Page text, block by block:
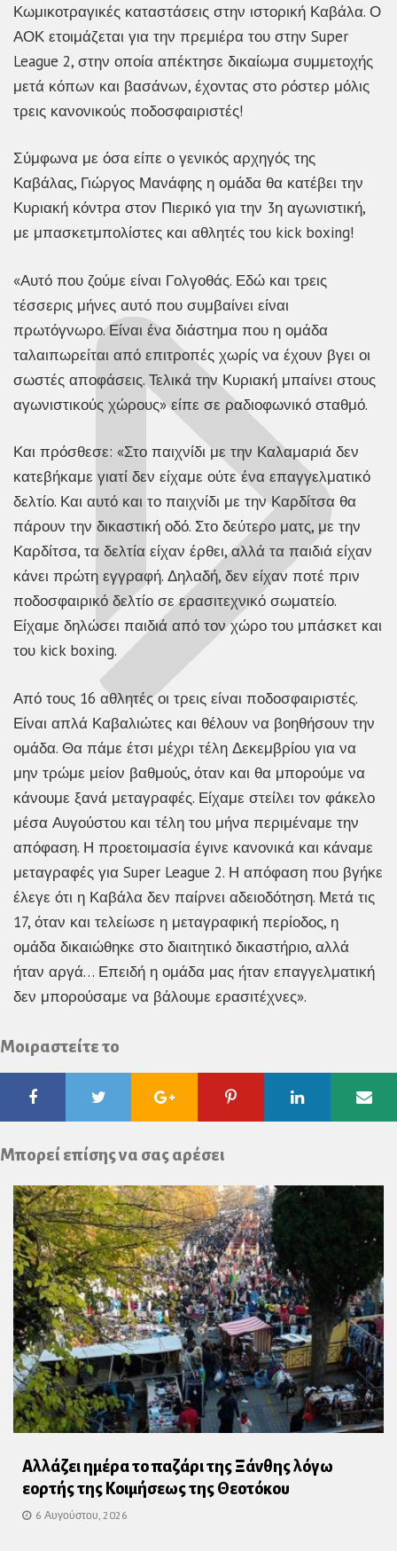
Κωμικοτραγικές καταστάσεις στην ιστορική Καβάλα. Ο
ΑΟΚ ετοιμάζεται για την πρεμιέρα του στην Super
League 2, στην οποία απέκτησε δικαίωμα συμμετοχής
μετά κόπων και βασάνων, έχοντας στο ρόστερ μόλις
τρεις κανονικούς ποδοσφαιριστές!
Σύμφωνα με όσα είπε ο γενικός αρχηγός της
Καβάλας, Γιώργος Μανάφης η ομάδα θα κατέβει την
Κυριακή κόντρα στον Πιερικό για την 3η αγωνιστική,
με μπασκετμπολίστες και αθλητές του kick boxing!
«Αυτό που ζούμε είναι Γολγοθάς. Εδώ και τρεις
τέσσερις μήνες αυτό που συμβαίνει είναι
πρωτόγνωρο. Είναι ένα διάστημα που η ομάδα
ταλαιπωρείται από επιτροπές χωρίς να έχουν βγει οι
σωστές αποφάσεις. Τελικά την Κυριακή μπαίνει στους
αγωνιστικούς χώρους» είπε σε ραδιοφωνικό σταθμό.
Και πρόσθεσε: «Στο παιχνίδι με την Καλαμαριά δεν
κατεβήκαμε γιατί δεν είχαμε ούτε ένα επαγγελματικό
δελτίο. Και αυτό και το παιχνίδι με την Καρδίτσα θα
πάρουν την δικαστική οδό. Στο δεύτερο ματς, με την
Καρδίτσα, τα δελτία είχαν έρθει, αλλά τα παιδιά είχαν
κάνει πρώτη εγγραφή. Δηλαδή, δεν είχαν ποτέ πριν
ποδοσφαιρικό δελτίο σε ερασιτεχνικό σωματείο.
Είχαμε δηλώσει παιδιά από τον χώρο του μπάσκετ και
του kick boxing.
Από τους 16 αθλητές οι τρεις είναι ποδοσφαιριστές.
Είναι απλά Καβαλιώτες και θέλουν να βοηθήσουν την
ομάδα. Θα πάμε έτσι μέχρι τέλη Δεκεμβρίου για να
μην τρώμε μείον βαθμούς, όταν και θα μπορούμε να
κάνουμε ξανά μεταγραφές. Είχαμε στείλει τον φάκελο
μέσα Αυγούστου και τέλη του μήνα περιμέναμε την
απόφαση. Η προετοιμασία έγινε κανονικά και κάναμε
μεταγραφές για Super League 2. Η απόφαση που βγήκε
έλεγε ότι η Καβάλα δεν παίρνει αδειοδότηση. Μετά τις
17, όταν και τελείωσε η μεταγραφική περίοδος, η
ομάδα δικαιώθηκε στο διαιτητικό δικαστήριο, αλλά
ήταν αργά… Επειδή η ομάδα μας ήταν επαγγελματική
δεν μπορούσαμε να βάλουμε ερασιτέχνες».
Μοιραστείτε το
FacebookTwitter Google
Plus
Pinterest Linkedin
Μπορεί επίσης να σας αρέσει
Αλλάζει ημέρα το παζάρι της Ξάνθης λόγω
εορτής της Κοιμήσεως της Θεοτόκου
6 Αυγούστου, 2026